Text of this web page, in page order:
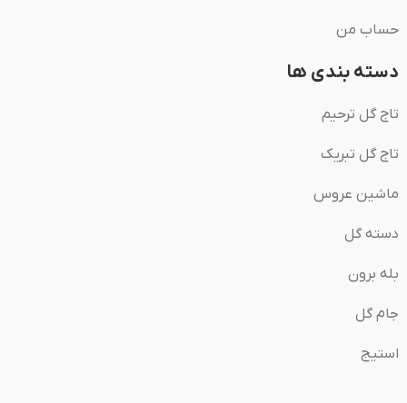
حساب من
دسته بندی ها
تاج گل ترحیم
تاج گل تبریک
ماشین عروس
دسته گل
بله برون
جام گل
استیج